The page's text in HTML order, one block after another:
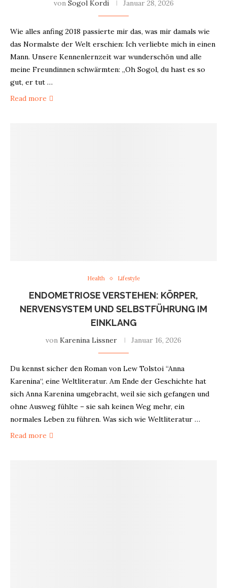
von Sogol Kordi Januar 28, 2026
Wie alles anfing 2018 passierte mir das, was mir damals wie
das Normalste der Welt erschien: Ich verliebte mich in einen
Mann. Unsere Kennenlernzeit war wunderschön und alle
meine Freundinnen schwärmten: „Oh Sogol, du hast es so
gut, er tut …
Read more
Health Lifestyle
ENDOMETRIOSE VERSTEHEN: KÖRPER,
NERVENSYSTEM UND SELBSTFÜHRUNG IM
EINKLANG
von Karenina Lissner Januar 16, 2026
Du kennst sicher den Roman von Lew Tolstoi “Anna
Karenina“, eine Weltliteratur. Am Ende der Geschichte hat
sich Anna Karenina umgebracht, weil sie sich gefangen und
ohne Ausweg fühlte – sie sah keinen Weg mehr, ein
normales Leben zu führen. Was sich wie Weltliteratur …
Read more